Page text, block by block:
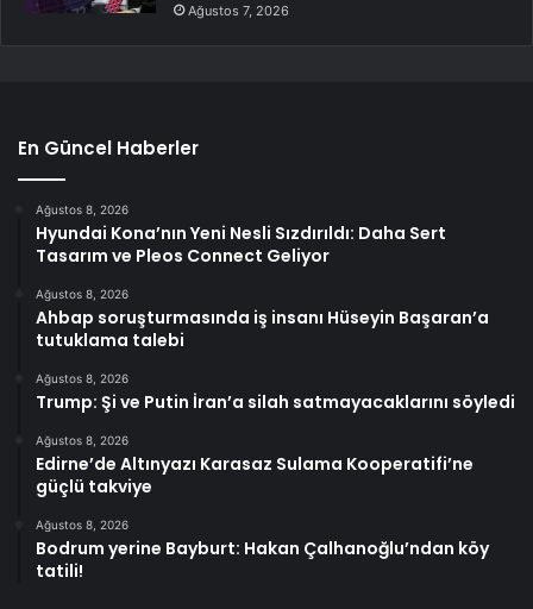
Ağustos 7, 2026
En Güncel Haberler
Ağustos 8, 2026
Hyundai Kona’nın Yeni Nesli Sızdırıldı: Daha Sert
Tasarım ve Pleos Connect Geliyor
Ağustos 8, 2026
Ahbap soruşturmasında iş insanı Hüseyin Başaran’a
tutuklama talebi
Ağustos 8, 2026
Trump: Şi ve Putin İran’a silah satmayacaklarını söyledi
Ağustos 8, 2026
Edirne’de Altınyazı Karasaz Sulama Kooperatifi’ne
güçlü takviye
Ağustos 8, 2026
Bodrum yerine Bayburt: Hakan Çalhanoğlu’ndan köy
tatili!